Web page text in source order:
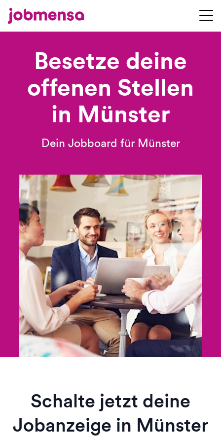
Besetze deine
offenen Stellen
in Münster
Dein Jobboard für Münster
Schalte jetzt deine
Jobanzeige in Münster